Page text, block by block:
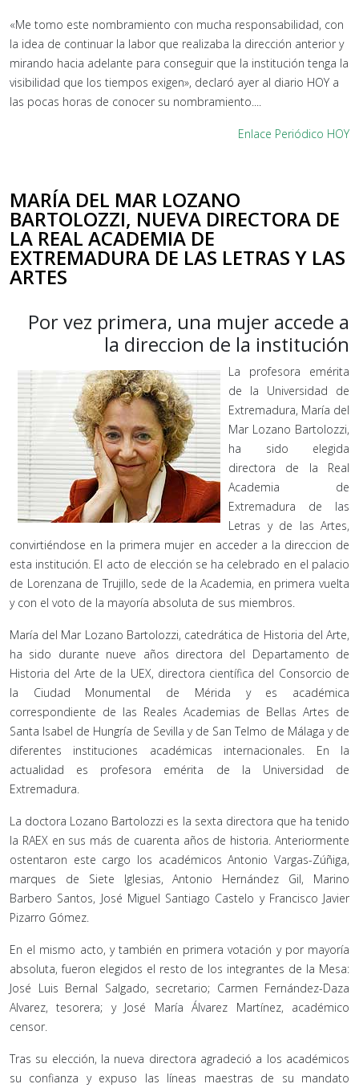
«Me tomo este nombramiento con mucha responsabilidad, con
la idea de continuar la labor que realizaba la dirección anterior y
mirando hacia adelante para conseguir que la institución tenga la
visibilidad que los tiempos exigen», declaró ayer al diario HOY a
las pocas horas de conocer su nombramiento....
Enlace Periódico HOY
MARÍA DEL MAR LOZANO
BARTOLOZZI, NUEVA DIRECTORA DE
LA REAL ACADEMIA DE
EXTREMADURA DE LAS LETRAS Y LAS
ARTES
Por vez primera, una mujer accede a
la direccion de la institución
La profesora emérita
de la Universidad de
Extremadura, María del
Mar Lozano Bartolozzi,
ha sido elegida
directora de la Real
Academia de
Extremadura de las
Letras y de las Artes,
convirtiéndose en la primera mujer en acceder a la direccion de
esta institución. El acto de elección se ha celebrado en el palacio
de Lorenzana de Trujillo, sede de la Academia, en primera vuelta
y con el voto de la mayoría absoluta de sus miembros.
María del Mar Lozano Bartolozzi, catedrática de Historia del Arte,
ha sido durante nueve años directora del Departamento de
Historia del Arte de la UEX, directora científica del Consorcio de
la Ciudad Monumental de Mérida y es académica
correspondiente de las Reales Academias de Bellas Artes de
Santa Isabel de Hungría de Sevilla y de San Telmo de Málaga y de
diferentes instituciones académicas internacionales. En la
actualidad es profesora emérita de la Universidad de
Extremadura.
La doctora Lozano Bartolozzi es la sexta directora que ha tenido
la RAEX en sus más de cuarenta años de historia. Anteriormente
ostentaron este cargo los académicos Antonio Vargas-Zúñiga,
marques de Siete Iglesias, Antonio Hernández Gil, Marino
Barbero Santos, José Miguel Santiago Castelo y Francisco Javier
Pizarro Gómez.
En el mismo acto, y también en primera votación y por mayoría
absoluta, fueron elegidos el resto de los integrantes de la Mesa:
José Luis Bernal Salgado, secretario; Carmen Fernández-Daza
Alvarez, tesorera; y José María Álvarez Martínez, académico
censor.
Tras su elección, la nueva directora agradeció a los académicos
su confianza y expuso las líneas maestras de su mandato